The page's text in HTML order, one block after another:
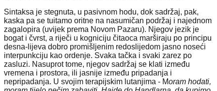
Sintaksa je stegnuta, u pasivnom hodu, dok sadržaj, pak,
kaska pa se tuitamo oritne na nasumičan podržaj i najednom
zagalopira (uvijek prema Novom Pazaru). Njegov jezik je
bogat i čvrst, a riječi u kogniciju čitaoca marširaju po principu
desna-lijeva dobro promišljenim redoslijedom jasno noseći
interpunkciju kao ordenje. Svaka tačka i svaki zarez po
zasluzi. Nasuprot tome, njegov sadržaj se klati između
vremena i prostora, ili jasnije između pripadanja i
nepripadanja. U svojim terapijskim lutanjima - Moram hodati,